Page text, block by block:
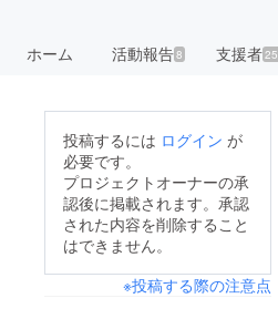
ホーム 活動報告8 支援者 25
投稿するには ログイン が
必要です。
プロジェクトオーナーの承
認後に掲載されます。承認
された内容を削除すること
はできません。
※投稿する際の注意点